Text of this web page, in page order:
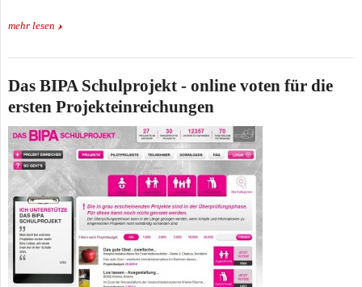
mehr lesen
Das BIPA Schulprojekt - online voten für die
ersten Projekteinreichungen